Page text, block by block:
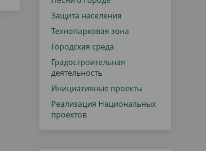
Защита населения
Технопарковая зона
Городская среда
Градостроительная
деятельность
Инициативные проекты
Реализация Национальных
проектов